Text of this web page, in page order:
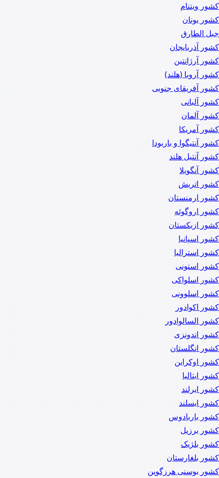
کشور ویتنام
کشور یونان
جبل الطارق
کشور آذربایجان
کشور آرژانتین
کشور آروبا (هلند)
کشور آفریقای جنوبی
کشور آلبانی
کشور آلمان
کشور آمریکا
کشور آنتیگوا و باربودا
کشور آنتیل هلند
کشور آنگویلا
کشور اتریش
کشور ارمنستان
کشور اروگوئه
کشور ازبکستان
کشور اسپانیا
کشور استرالیا
کشور استونی
کشور اسلواکی
کشور اسلوونی
کشور اکوادور
کشور السالوادور
کشور اندونزی
کشور انگلستان
کشور اوکراین
کشور ایتالیا
کشور ایرلند
کشور ایسلند
کشور باربادوس
کشور برزیل
کشور بلژیک
کشور بلغارستان
کشور بوسنی هرزگوین